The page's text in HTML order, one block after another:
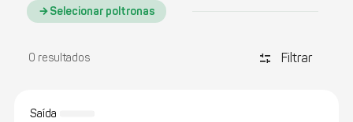
Selecionar poltronas
0 resultados discover_tune Filtrar
Saída